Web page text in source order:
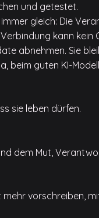
und getestet.
gleich: Die
kann kein
abnehmen. Sie
beim guten KI-
sie leben dürfen.
dem Mut,
mehr vorschreiben,